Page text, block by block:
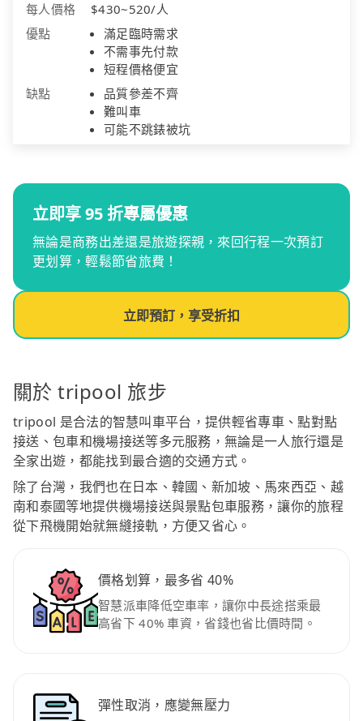
每人價格
$430~520/人
優點
滿足臨時需求
不需事先付款
短程價格便宜
缺點
品質參差不齊
難叫車
可能不跳錶被坑
立即享 95 折專屬優惠
無論是商務出差還是旅遊探親，來回行程一次預訂
更划算，輕鬆節省旅費！
立即預訂，享受折扣
關於 tripool 旅步
tripool 是合法的智慧叫車平台，提供輕省專車、點對點
接送、包車和機場接送等多元服務，無論是一人旅行還是
全家出遊，都能找到最合適的交通方式。
除了台灣，我們也在日本、韓國、新加坡、馬來西亞、越
南和泰國等地提供機場接送與景點包車服務，讓你的旅程
從下飛機開始就無縫接軌，方便又省心。
價格划算，最多省 40%
智慧派車降低空車率，讓你中長途搭乘最
高省下 40% 車資，省錢也省比價時間。
彈性取消，應變無壓力